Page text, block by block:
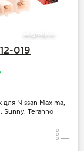
019
для Nissan Maxima,
Sunny, Teranno